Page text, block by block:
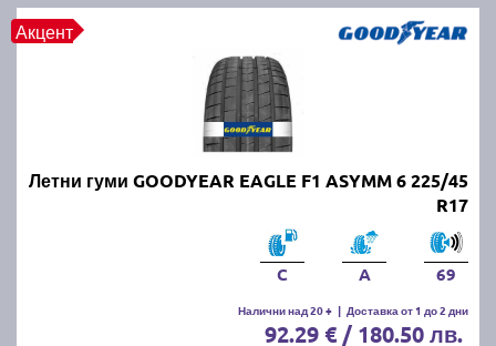
ПРОЧЕТИ ОЩЕ:Има ли закон за зимни гуми в
България?
Можем ли да шофираме със
зимни гуми през лятото?
Въпреки че е законно, не се препоръчва, защото
зимните гуми са направени от по-мека смес, която
се износва по-бързо при високи температури.
Освен това, те имат по-дълъг спирачен път и по-
слабо сцепление на суха и мокра настилка през
Акцент
Летни гуми GOODYEAR EAGLE F1 ASYMM 6 225/45
R17
C A 69
Налични над 20 + | Доставка от 1 до 2 дни
92.29 € / 180.50 лв.